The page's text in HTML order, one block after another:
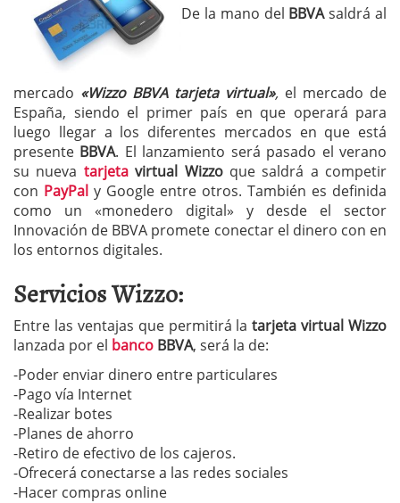
De la mano del BBVAsaldrá al
mercado «Wizzo BBVA tarjeta virtual», el mercado de
España, siendo el primer país en que operará para
luego llegar a los diferentes mercados en que está
presente BBVA. El lanzamiento será pasado el verano
su nueva tarjetavirtual Wizzoque saldrá a competir
con PayPal y Google entre otros. También es definida
como un «monedero digital» y desde el sector
Innovación de BBVA promete conectar el dinero con en
los entornos digitales.
Servicios Wizzo:
Entre las ventajas que permitirá latarjeta virtual Wizzo
lanzada por el banco BBVA, será la de:
-Poder enviar dinero entre particulares
-Pago vía Internet
-Realizar botes
-Planes de ahorro
-Retiro de efectivo de los cajeros.
-Ofrecerá conectarse a las redes sociales
-Hacer compras online